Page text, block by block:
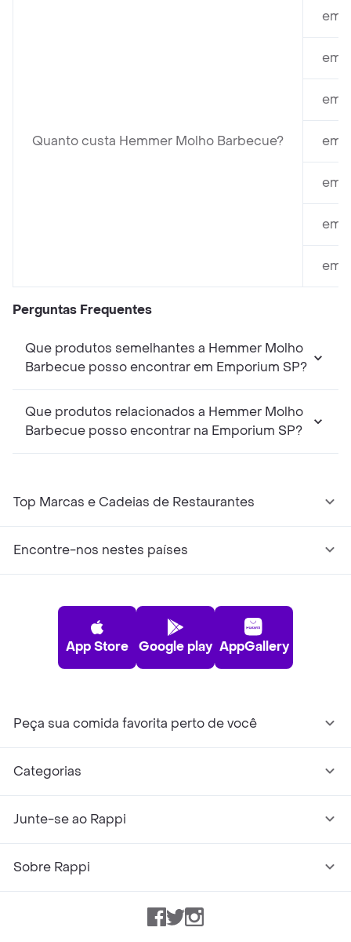
Quanto custa Hemmer Molho Barbecue?
em
em
em
em
em
em
em
Perguntas Frequentes
Que produtos semelhantes a Hemmer Molho
Barbecue posso encontrar em Emporium SP?
Que produtos relacionados a Hemmer Molho
Barbecue posso encontrar na Emporium SP?
Top Marcas e Cadeias de Restaurantes
Encontre-nos nestes países
App Store Google play AppGallery
Peça sua comida favorita perto de você
Categorias
Junte-se ao Rappi
Sobre Rappi
Facebook
TwitterInstagram